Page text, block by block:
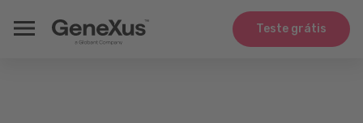
Teste grátis